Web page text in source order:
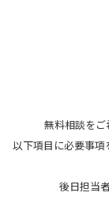
無料相談をご
以下項目に必要事
後日担当